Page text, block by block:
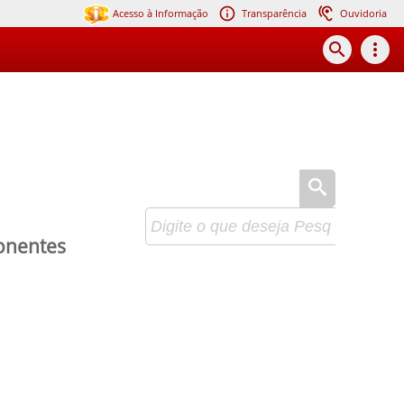
Acesso à Informação Transparência Ouvidoria
search more_vert